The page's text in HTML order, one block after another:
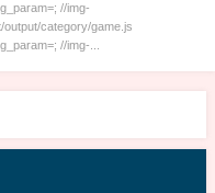
//img-
output/category/game.js
//img-...